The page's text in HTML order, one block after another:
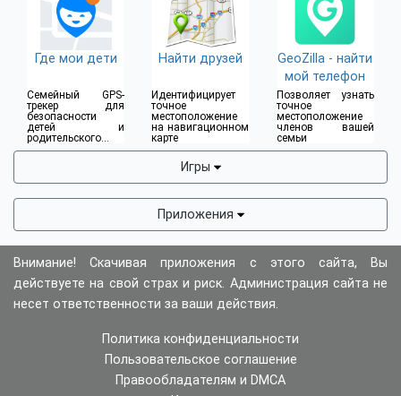
Где мои дети
Семейный GPS-
трекер для
безопасности
детей и
родительского
контроля
Найти друзей
Идентифицирует
точное
местоположение
на навигационном
карте
GeoZilla - найти
мой телефон
Позволяет узнать
точное
местоположение
членов вашей
семьи
Игры
Приложения
Внимание! Скачивая приложения с этого сайта, Вы
действуете на свой страх и риск. Администрация сайта не
несет ответственности за ваши действия.
Политика конфиденциальности
Пользовательское соглашение
Правообладателям и DMCA